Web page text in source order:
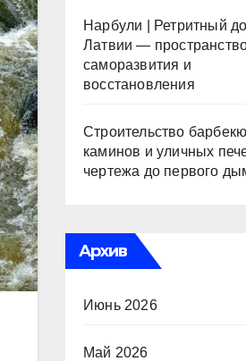
Нарбули | Ретритный
Латвии —
саморазвития и
восстановления
Строительство
каминов и уличных
чертежа до первого
Архив
Июнь 2026
Май 2026